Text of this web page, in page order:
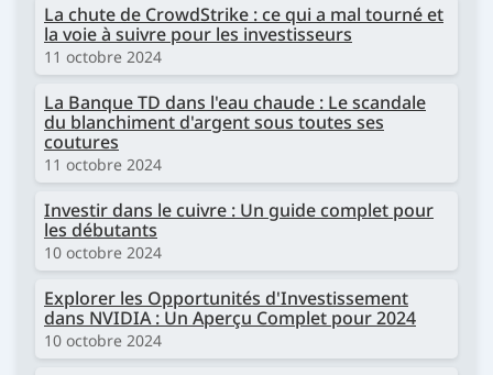
La chute de CrowdStrike : ce qui a mal tourné et
la voie à suivre pour les investisseurs
11 octobre 2024
La Banque TD dans l'eau chaude : Le scandale
du blanchiment d'argent sous toutes ses
coutures
11 octobre 2024
Investir dans le cuivre : Un guide complet pour
les débutants
10 octobre 2024
Explorer les Opportunités d'Investissement
dans NVIDIA : Un Aperçu Complet pour 2024
10 octobre 2024